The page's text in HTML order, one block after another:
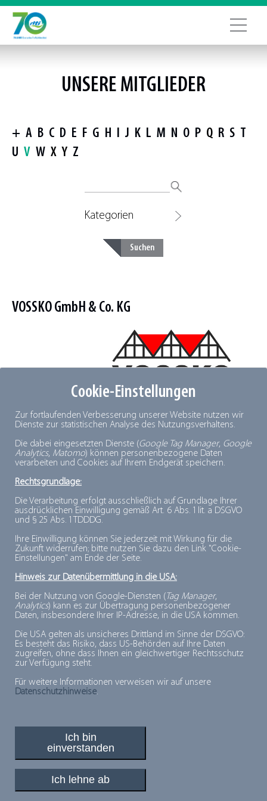
Cookie-Einstellungen
Zur fortlaufenden Verbesserung unserer Website nutzen wir
Dienste zur statistischen Analyse des Nutzungsverhaltens.
Die dabei eingesetzten Dienste (Google Tag Manager, Google
Analytics, Matomo) können personenbezogene Daten
verarbeiten und Cookies auf Ihrem Endgerät speichern.
Rechtsgrundlage:
Die Verarbeitung erfolgt ausschließlich auf Grundlage Ihrer
ausdrücklichen Einwilligung gemäß Art. 6 Abs. 1 lit. a DSGVO
und § 25 Abs. 1 TDDDG.
Ihre Einwilligung können Sie jederzeit mit Wirkung für die
Zukunft widerrufen; bitte nutzen Sie dazu den Link "Cookie-
Einstellungen" am Ende der Seite.
Hinweis zur Datenübermittlung in die USA:
Bei der Nutzung von Google-Diensten (Tag Manager,
Analytics) kann es zur Übertragung personenbezogener
Daten, insbesondere Ihrer IP-Adresse, in die USA kommen.
Die USA gelten als unsicheres Drittland im Sinne der DSGVO:
Es besteht das Risiko, dass US-Behörden auf Ihre Daten
zugreifen, ohne dass Ihnen ein gleichwertiger Rechtsschutz
zur Verfügung steht.
Für weitere Informationen verweisen wir auf unsere
Datenschutzhinweise.
Ich bin
einverstanden
Ich lehne ab
UNSERE MITGLIEDER
+ A B C D E F G H I J K L M N O P Q R S T
U V W X Y Z
Kategorien
VOSSKO GmbH & Co. KG
Vossko-Allee 1
48346 Ostbevern
Telefon: 02532 / 96 02-0
Telefax: 02532 / 96 02-911
Internet:
http://www.vossko.de
Produzent von komplett durchgegarten Semi-
und Vollconvenienceartikeln aus Geflügel-,
Schweine- und Rindfleisch sowie aus Soja für den
Lebensmitteleinzelhandel, die Industrie und den
Food Service
Zur
Übersicht
PLUSPUNKTE FÜR MINUSGRADE
© 2026, Deutsches Tiefkühlinstitut e.V.